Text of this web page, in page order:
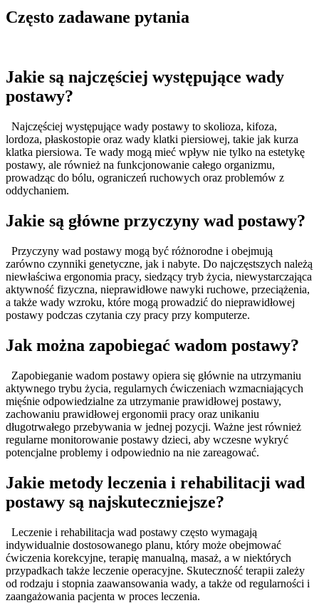
Często zadawane pytania
Jakie są najczęściej występujące wady
postawy?
Najczęściej występujące wady postawy to skolioza, kifoza,
lordoza, płaskostopie oraz wady klatki piersiowej, takie jak kurza
klatka piersiowa. Te wady mogą mieć wpływ nie tylko na estetykę
postawy, ale również na funkcjonowanie całego organizmu,
prowadząc do bólu, ograniczeń ruchowych oraz problemów z
oddychaniem.
Jakie są główne przyczyny wad postawy?
Przyczyny wad postawy mogą być różnorodne i obejmują
zarówno czynniki genetyczne, jak i nabyte. Do najczęstszych należą
niewłaściwa ergonomia pracy, siedzący tryb życia, niewystarczająca
aktywność fizyczna, nieprawidłowe nawyki ruchowe, przeciążenia,
a także wady wzroku, które mogą prowadzić do nieprawidłowej
postawy podczas czytania czy pracy przy komputerze.
Jak można zapobiegać wadom postawy?
Zapobieganie wadom postawy opiera się głównie na utrzymaniu
aktywnego trybu życia, regularnych ćwiczeniach wzmacniających
mięśnie odpowiedzialne za utrzymanie prawidłowej postawy,
zachowaniu prawidłowej ergonomii pracy oraz unikaniu
długotrwałego przebywania w jednej pozycji. Ważne jest również
regularne monitorowanie postawy dzieci, aby wczesne wykryć
potencjalne problemy i odpowiednio na nie zareagować.
Jakie metody leczenia i rehabilitacji wad
postawy są najskuteczniejsze?
Leczenie i rehabilitacja wad postawy często wymagają
indywidualnie dostosowanego planu, który może obejmować
ćwiczenia korekcyjne, terapię manualną, masaż, a w niektórych
przypadkach także leczenie operacyjne. Skuteczność terapii zależy
od rodzaju i stopnia zaawansowania wady, a także od regularności i
zaangażowania pacjenta w proces leczenia.